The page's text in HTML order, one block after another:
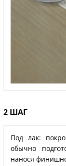
2 ШАГ
Под лак:
обычно
нанося